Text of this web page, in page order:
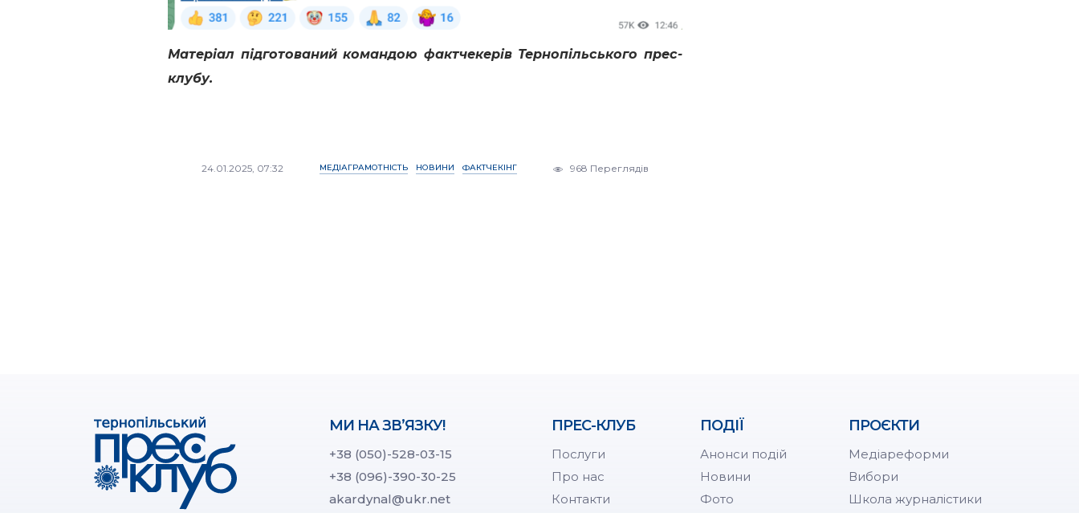
Матеріал підготований командою фактчекерів Тернопільського прес-
клубу.
24.01.2025, 07:32 МЕДІАГРАМОТНІСТЬ НОВИНИ ФАКТЧЕКІНГ 968 Переглядів
МИ НА ЗВ’ЯЗКУ!
+38 (050)-528-03-15
+38 (096)-390-30-25
akardynal@ukr.net
ПРЕС-КЛУБ
Послуги
Про нас
Контакти
ПОДІЇ
Анонси подій
Новини
Фото
ПРОЄКТИ
Медіареформи
Вибори
Школа журналістики